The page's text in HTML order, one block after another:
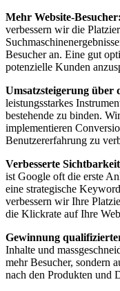
Mehr Website-Besucher:
verbessern wir die
Besucher an. Eine gut
potenzielle Kunden
Umsatzsteigerung über
leistungsstarkes
bestehende zu binden.
implementieren
Benutzererfahrung zu
Verbesserte
ist Google oft die erste
eine strategische
verbessern wir Ihre
die Klickrate auf Ihre
Gewinnung
Inhalte und
mehr Besucher, sondern
nach den Produkten und